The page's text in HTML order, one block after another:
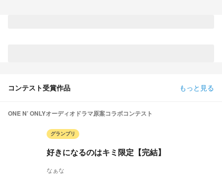
コンテスト受賞作品 もっと見る
ONE N’ ONLYオーディオドラマ原案コラボコンテスト
グランプリ
好きになるのはキミ限定【完結】
なぁな